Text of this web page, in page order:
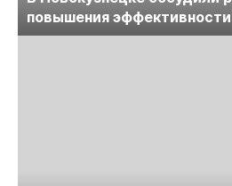
повышения
предприятий